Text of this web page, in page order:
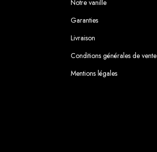
Notre vanille
Garanties
Livraison
Conditions générales de vente
Mentions légales